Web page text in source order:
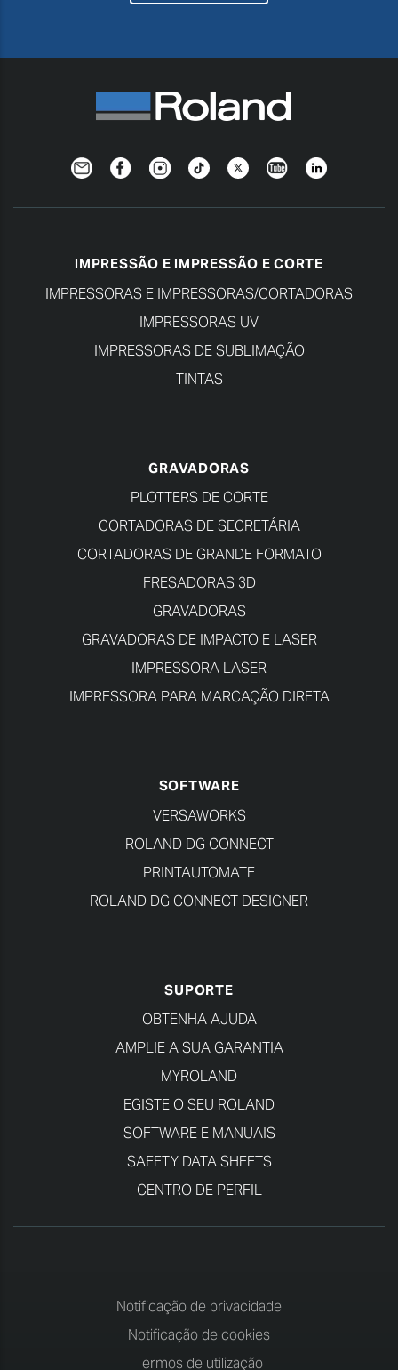
NewsletterFacebookInstagramTikTokTwitterYouTubeLinkedin
IMPRESSÃO E IMPRESSÃO E CORTE
IMPRESSORAS E IMPRESSORAS/CORTADORAS
IMPRESSORAS UV
IMPRESSORAS DE SUBLIMAÇÃO
TINTAS
GRAVADORAS
PLOTTERS DE CORTE
CORTADORAS DE SECRETÁRIA
CORTADORAS DE GRANDE FORMATO
FRESADORAS 3D
GRAVADORAS
GRAVADORAS DE IMPACTO E LASER
IMPRESSORA LASER
IMPRESSORA PARA MARCAÇÃO DIRETA
SOFTWARE
VERSAWORKS
ROLAND DG CONNECT
PRINTAUTOMATE
ROLAND DG CONNECT DESIGNER
SUPORTE
OBTENHA AJUDA
AMPLIE A SUA GARANTIA
MYROLAND
EGISTE O SEU ROLAND
SOFTWARE E MANUAIS
SAFETY DATA SHEETS
CENTRO DE PERFIL
Notificação de privacidade
Notificação de cookies
Termos de utilização